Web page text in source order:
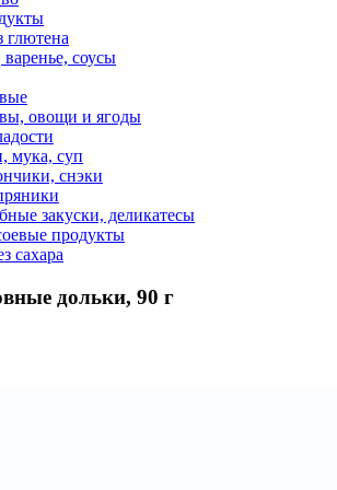
глютена
соусы
овощи и ягоды
мука, суп
снэки
закуски, деликатесы
продукты
сахара
дольки, 90 г